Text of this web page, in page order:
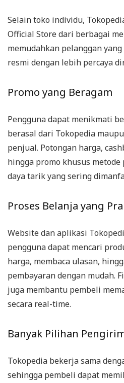
Selain toko individu,
Official Store dari berbagai
memudahkan pelanggan
resmi dengan lebih percaya
Promo yang Beragam
Pengguna dapat menikmati
berasal dari Tokopedia
penjual. Potongan harga,
hingga promo khusus
daya tarik yang sering
Proses Belanja yang
Website dan aplikasi
pengguna dapat mencari
harga, membaca ulasan,
pembayaran dengan mudah.
juga membantu pembeli
secara real-time.
Banyak Pilihan
Tokopedia bekerja sama
sehingga pembeli dapat